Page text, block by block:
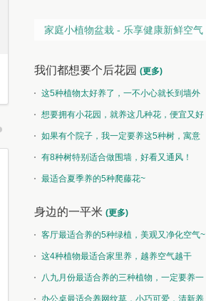
野火烧不尽，春风吹又生
家庭小植物盆栽 - 乐享健康新鲜空气
我们都想要个后花园 (更多)
这5种植物太好养了，一不小心就长到墙外
了~想要拥有小花园，就养这几种花，便宜又好
养！如果有个院子，我一定要养这5种树，寓意
特别好！
有8种树特别适合做围墙，好看又通风！
最适合夏季养的5种爬藤花~
身边的一平米 (更多)
客厅最适合养的5种绿植，美观又净化空气~
这4种植物最适合家里养，越养空气越干
净！八九月份最适合养的三种植物，一定要养一
盆呀~
办公桌最适合养网纹草，小巧可爱，清新养